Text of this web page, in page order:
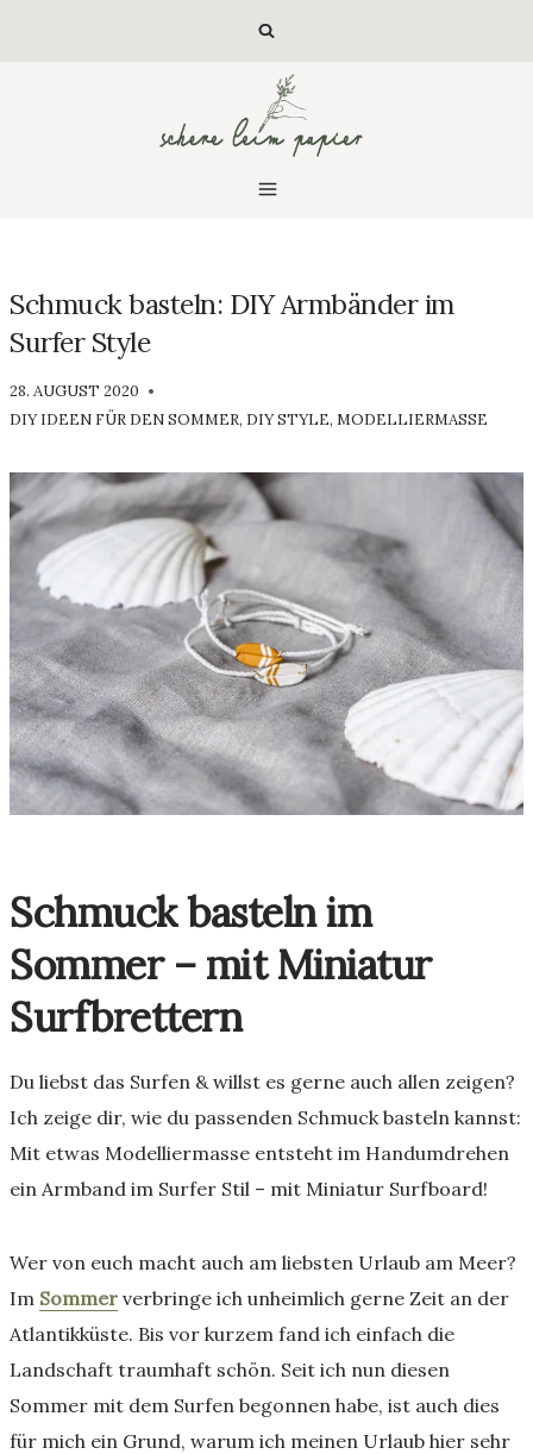
Schmuck basteln: DIY Armbänder im
Surfer Style
VON
LUISA
28. AUGUST 2020
DIY IDEEN FÜR DEN SOMMER, DIY STYLE, MODELLIERMASSE
Schmuck basteln im
Sommer – mit Miniatur
Surfbrettern
Du liebst das Surfen & willst es gerne auch allen zeigen?
Ich zeige dir, wie du passenden Schmuck basteln kannst:
Mit etwas Modelliermasse entsteht im Handumdrehen
ein Armband im Surfer Stil – mit Miniatur Surfboard!
Wer von euch macht auch am liebsten Urlaub am Meer?
Im Sommer verbringe ich unheimlich gerne Zeit an der
Atlantikküste. Bis vor kurzem fand ich einfach die
Landschaft traumhaft schön. Seit ich nun diesen
Sommer mit dem Surfen begonnen habe, ist auch dies
für mich ein Grund, warum ich meinen Urlaub hier sehr